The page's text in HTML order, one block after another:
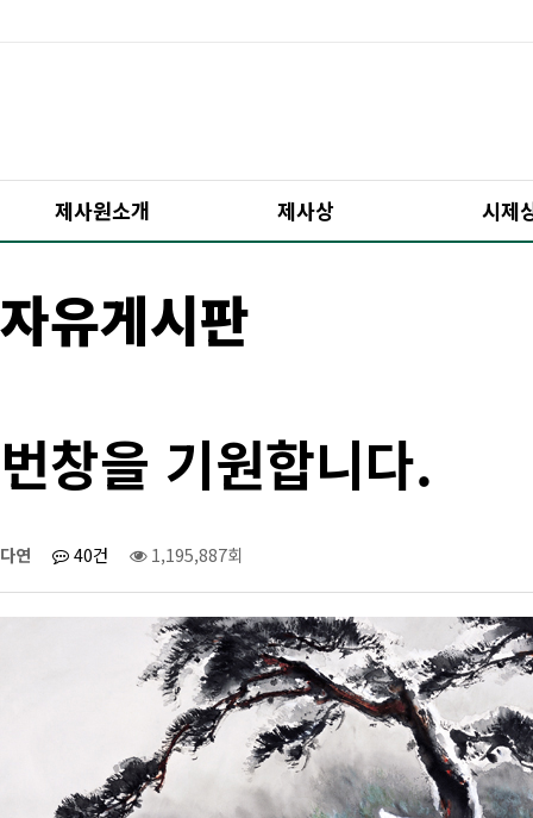
제사원소개 제사상 시제
자유게시판
번창을 기원합니다.
다연 40건 1,195,887회